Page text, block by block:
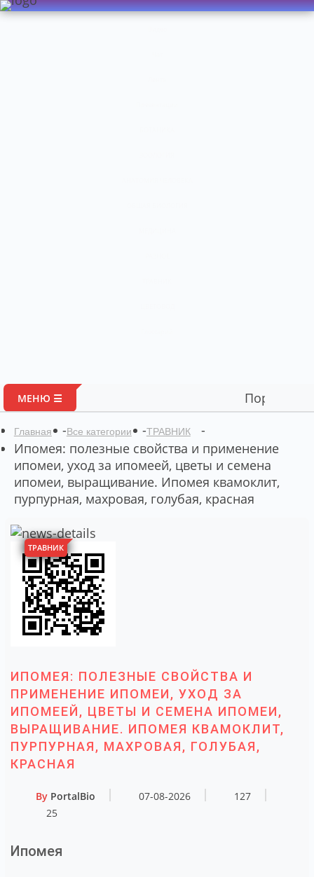
МЕНЮ ☰ Портал авторских
Главная -Все категории -ТРАВНИК
-
Ипомея: полезные свойства и применение
ипомеи, уход за ипомеей, цветы и семена
ипомеи, выращивание. Ипомея квамоклит,
пурпурная, махровая, голубая, красная
ТРАВНИК
ИПОМЕЯ: ПОЛЕЗНЫЕ СВОЙСТВА И
ПРИМЕНЕНИЕ ИПОМЕИ, УХОД ЗА
ИПОМЕЕЙ, ЦВЕТЫ И СЕМЕНА ИПОМЕИ,
ВЫРАЩИВАНИЕ. ИПОМЕЯ КВАМОКЛИТ,
ПУРПУРНАЯ, МАХРОВАЯ, ГОЛУБАЯ,
КРАСНАЯ
By PortalBio 07-08-2026
127
25
Ипомея